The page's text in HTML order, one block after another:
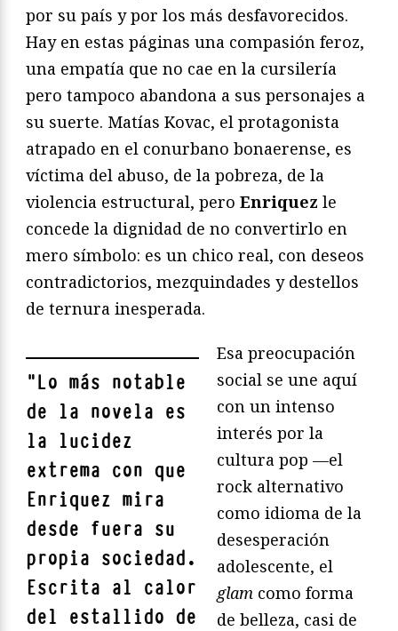
por su país y por los más desfavorecidos.
Hay en estas páginas una compasión feroz,
una empatía que no cae en la cursilería
pero tampoco abandona a sus personajes a
su suerte. Matías Kovac, el protagonista
atrapado en el conurbano bonaerense, es
víctima del abuso, de la pobreza, de la
violencia estructural, pero Enriquez le
concede la dignidad de no convertirlo en
mero símbolo: es un chico real, con deseos
contradictorios, mezquindades y destellos
de ternura inesperada.
"Lo más notable
de la novela es
la lucidez
extrema con que
Enriquez mira
desde fuera su
propia sociedad.
Escrita al calor
del estallido de
Esa preocupación
social se une aquí
con un intenso
interés por la
cultura pop —el
rock alternativo
como idioma de la
desesperación
adolescente, el
glam como forma
de belleza, casi de